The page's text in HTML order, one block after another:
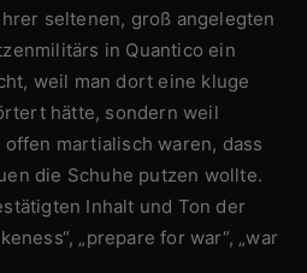
seltenen, groß angelegten
in Quantico ein
weil man dort eine kluge
hätte, sondern weil
martialisch waren, dass
die Schuhe putzen wollte.
Inhalt und Ton der
„prepare for war“, „war